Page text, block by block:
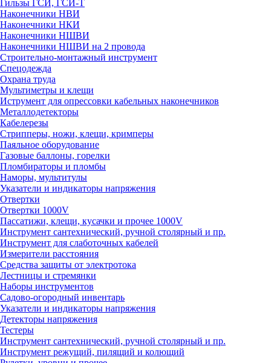
Гильзы ГСИ, ГСИ-Т
Наконечники НВИ
Наконечники НКИ
Наконечники НШВИ
Наконечники НШВИ на 2 провода
Строительно-монтажный инструмент
Спецодежда
Охрана труда
Мультиметры и клещи
Иструмент для опрессовки кабельных наконечников
Металлодетекторы
Кабелерезы
Стрипперы, ножи, клещи, кримперы
Паяльное оборудование
Газовые баллоны, горелки
Пломбираторы и пломбы
Наморы, мультитулы
Указатели и индикаторы напряжения
Отвертки
Отвертки 1000V
Пассатижи, клещи, кусачки и прочее 1000V
Инструмент сантехнический, ручной столярный и пр.
Инструмент для слаботочных кабелей
Измерители расстояния
Средства защиты от электротока
Лестницы и стремянки
Наборы инструментов
Садово-огородный инвентарь
Указатели и индикаторы напряжения
Детекторы напряжения
Тестеры
Инструмент сантехнический, ручной столярный и пр.
Инструмент режущий, пилящий и колющий